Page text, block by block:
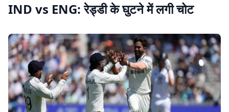
IND vs ENG:रेड्डी के घुटने में लगी चोट